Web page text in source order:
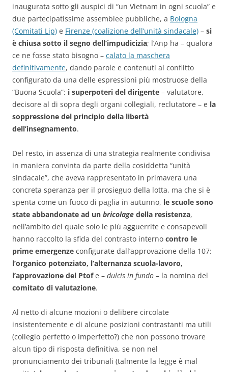
inaugurata sotto gli auspici di “un Vietnam in ogni scuola” e
due partecipatissime assemblee pubbliche, a Bologna
(Comitati Lip) e Firenze (coalizione dell’unità sindacale) – si
è chiusa sotto il segno dell’impudicizia; l’Anp ha – qualora
ce ne fosse stato bisogno – calato la maschera
definitivamente, dando parole e contenuti al conflitto
configurato da una delle espressioni più mostruose della
“Buona Scuola”: i superpoteri del dirigente – valutatore,
decisore al di sopra degli organi collegiali, reclutatore – e la
soppressione del principio della libertà
dell’insegnamento.
Del resto, in assenza di una strategia realmente condivisa
in maniera convinta da parte della cosiddetta “unità
sindacale”, che aveva rappresentato in primavera una
concreta speranza per il prosieguo della lotta, ma che si è
spenta come un fuoco di paglia in autunno, le scuole sono
state abbandonate ad un bricolage della resistenza,
nell’ambito del quale solo le più agguerrite e consapevoli
hanno raccolto la sfida del contrasto interno contro le
prime emergenze configurate dall’approvazione della 107:
l’organico potenziato, l’alternanza scuola-lavoro,
l’approvazione del Ptofe – dulcis in fundo – la nomina del
comitato di valutazione.
Al netto di alcune mozioni o delibere circolate
insistentemente e di alcune posizioni contrastanti ma utili
(collegio perfetto o imperfetto?) che non possono trovare
alcun tipo di risposta definitiva, se non nel
pronunciamento dei tribunali (talmente la legge è mal